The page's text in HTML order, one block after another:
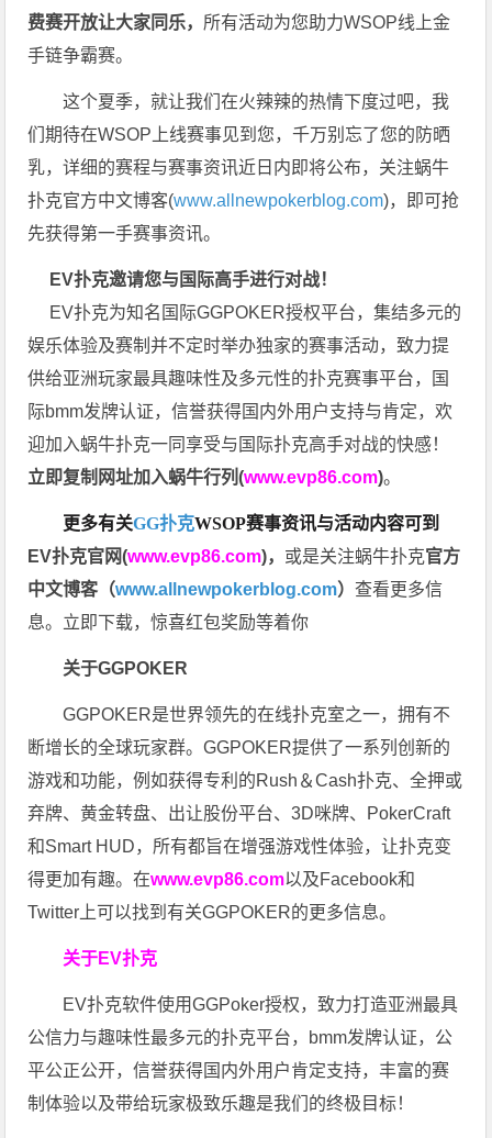
费赛开放让大家同乐， 所有活动为您助力WSOP线上金
手链争霸赛。
这个夏季，就让我们在火辣辣的热情下度过吧，我
们期待在WSOP上线赛事见到您，千万别忘了您的防晒
乳，详细的赛程与赛事资讯近日内即将公布，关注蜗牛
扑克官方中文博客(www.allnewpokerblog.com)，即可抢
先获得第一手赛事资讯。
EV扑克邀请您与国际高手进行对战！
EV扑克为知名国际GGPOKER授权平台，集结多元的
娱乐体验及赛制并不定时举办独家的赛事活动，致力提
供给亚洲玩家最具趣味性及多元性的扑克赛事平台，国
际bmm发牌认证，信誉获得国内外用户支持与肯定，欢
迎加入蜗牛扑克一同享受与国际扑克高手对战的快感！
立即复制网址加入蜗牛行列(www.evp86.com)。
更多有关GG扑克WSOP赛事资讯与活动内容可到
EV扑克官网(www.evp86.com)， 或是关注蜗牛扑克官方
中文博客（www.allnewpokerblog.com）查看更多信
息。立即下载，惊喜红包奖励等着你
关于GGPOKER
GGPOKER是世界领先的在线扑克室之一，拥有不
断增长的全球玩家群。GGPOKER提供了一系列创新的
游戏和功能，例如获得专利的Rush＆Cash扑克、全押或
弃牌、黄金转盘、出让股份平台、3D咪牌、PokerCraft
和Smart HUD，所有都旨在增强游戏性体验，让扑克变
得更加有趣。在www.evp86.com以及Facebook和
Twitter上可以找到有关GGPOKER的更多信息。
关于EV扑克
EV扑克软件使用GGPoker授权，致力打造亚洲最具
公信力与趣味性最多元的扑克平台，bmm发牌认证，公
平公正公开，信誉获得国内外用户肯定支持，丰富的赛
制体验以及带给玩家极致乐趣是我们的终极目标！